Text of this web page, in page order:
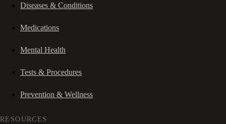
Diseases & Conditions
Medications
Mental Health
Tests & Procedures
Prevention & Wellness
RESOURCES